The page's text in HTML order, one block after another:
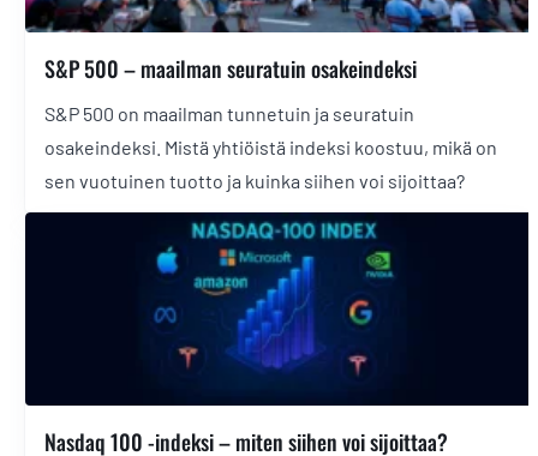
S&P 500 – maailman seuratuin osakeindeksi
S&P 500 on maailman tunnetuin ja seuratuin
osakeindeksi. Mistä yhtiöistä indeksi koostuu, mikä on
sen vuotuinen tuotto ja kuinka siihen voi sijoittaa?
Nasdaq 100 -indeksi – miten siihen voi sijoittaa?